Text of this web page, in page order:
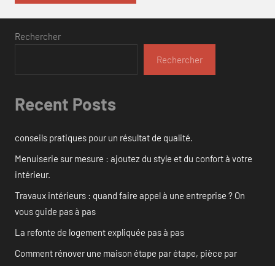
Rechercher
Rechercher
Recent Posts
conseils pratiques pour un résultat de qualité.
Menuiserie sur mesure : ajoutez du style et du confort à votre
intérieur.
Travaux intérieurs : quand faire appel à une entreprise ? On
vous guide pas à pas
La refonte de logement expliquée pas à pas
Comment rénover une maison étape par étape, pièce par